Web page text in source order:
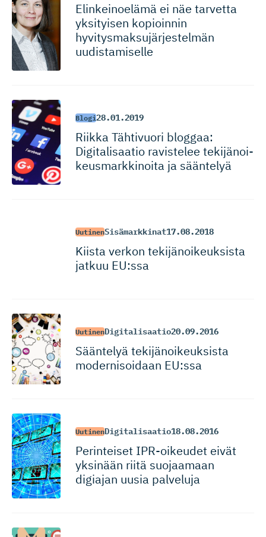
Elinkeinoelämä ei näe tarvetta
yksityisen kopioinnin
hyvitysmak­su­jär­jes­telmän
uudistamiselle
Blogi28.01.2019
Riikka Tähtivuori bloggaa:
Digitalisaatio ravistelee tekijänoi­
keus­mark­kinoita ja sääntelyä
UutinenSisämarkkinat17.08.2018
Kiista verkon tekijänoi­keuksista
jatkuu EU:ssa
UutinenDigitalisaatio20.09.2016
Sääntelyä tekijänoi­keuksista
modernisoidaan EU:ssa
UutinenDigitalisaatio18.08.2016
Perinteiset IPR-oikeudet eivät
yksinään riitä suojaamaan
digiajan uusia palveluja